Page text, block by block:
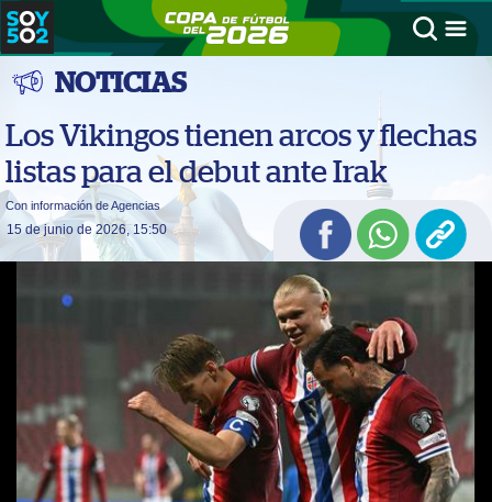
NOTICIAS
Los Vikingos tienen arcos y flechas
listas para el debut ante Irak
Con información de Agencias
15 de junio de 2026, 15:50